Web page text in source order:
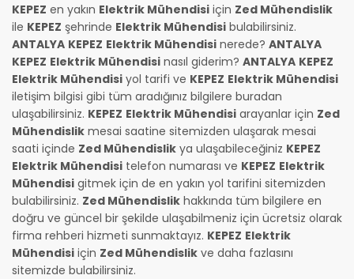
KEPEZ en yakın Elektrik Mühendisi için Zed Mühendislik
ile KEPEZ şehrinde Elektrik Mühendisi bulabilirsiniz.
ANTALYA KEPEZ Elektrik Mühendisi nerede? ANTALYA
KEPEZ Elektrik Mühendisi nasıl giderim? ANTALYA KEPEZ
Elektrik Mühendisi yol tarifi ve KEPEZ Elektrik Mühendisi
iletişim bilgisi gibi tüm aradığınız bilgilere buradan
ulaşabilirsiniz. KEPEZ Elektrik Mühendisi arayanlar için Zed
Mühendislik mesai saatine sitemizden ulaşarak mesai
saati içinde Zed Mühendislik ya ulaşabileceğiniz KEPEZ
Elektrik Mühendisi telefon numarası ve KEPEZ Elektrik
Mühendisi gitmek için de en yakın yol tarifini sitemizden
bulabilirsiniz. Zed Mühendislik hakkında tüm bilgilere en
doğru ve güncel bir şekilde ulaşabilmeniz için ücretsiz olarak
firma rehberi hizmeti sunmaktayız. KEPEZ Elektrik
Mühendisi için Zed Mühendislik ve daha fazlasını
sitemizde bulabilirsiniz.